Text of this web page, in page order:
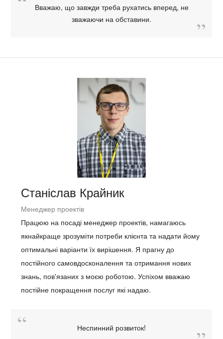
Вважаю, що завжди треба рухатись вперед, не
зважаючи на обставини.
Станіслав Крайник
Менеджер проектів
Працюю на посаді менеджер проектів, намагаюсь
якнайкраще зрозуміти потреби клієнта та надати йому
оптимальні варіанти їх вирішення. Я прагну до
постійного самовдосконалення та отримання нових
знань, пов'язаних з моєю роботою. Успіхом вважаю
постійне покращення послуг які надаю.
Неспинний розвиток!